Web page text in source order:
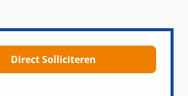
Direct Solliciteren